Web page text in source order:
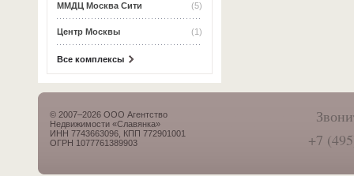
(5)
ММДЦ Москва Сити
(1)
Центр Москвы
Все комплексы
© 2007–2026 ООО Агентство
Недвижимости «Славянка»
ИНН 7743663096, КПП 772901001
ОГРН 1077761389903
+7